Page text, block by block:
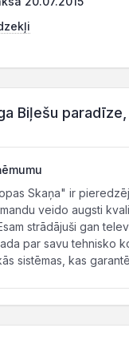
Biļešu paradīze,
Skaņa" ir
veido augsti
strādājuši gan
par savu tehnisko
sistēmas, kas